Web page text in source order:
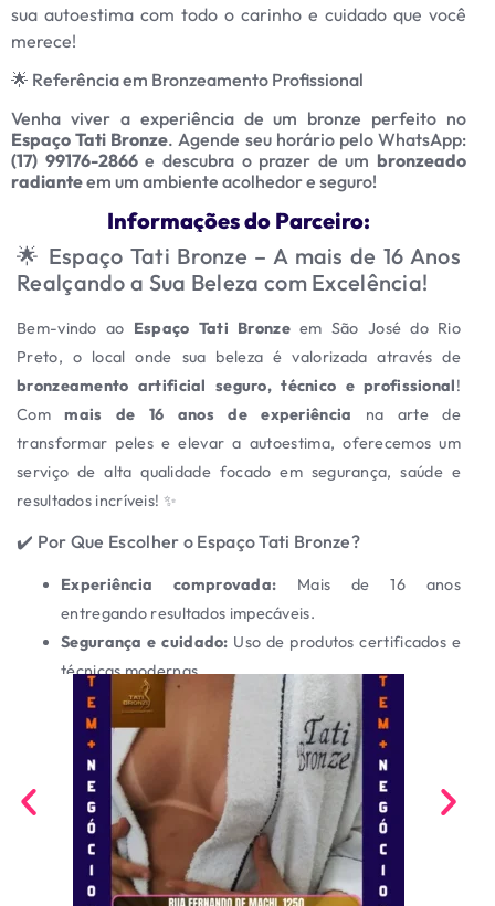
sua autoestima com todo o carinho e cuidado que você
merece!
🌟 Referência em Bronzeamento Profissional
Venha viver a experiência de um bronze perfeito no
Espaço Tati Bronze. Agende seu horário pelo WhatsApp:
(17) 99176-2866e descubra o prazer de um bronzeado
radianteem um ambiente acolhedor e seguro!
Informações do Parceiro:
🌟 Espaço Tati Bronze – A mais de 16 Anos
Realçando a Sua Beleza com Excelência!
Bem-vindo ao Espaço Tati Bronzeem São José do Rio
Preto, o local onde sua beleza é valorizada através de
bronzeamento artificial seguro, técnico e profissional!
Commais de 16 anos de experiência na arte de
transformar peles e elevar a autoestima, oferecemos um
serviço de alta qualidade focado em segurança, saúde e
resultados incríveis! ✨
✔️ Por Que Escolher o Espaço Tati Bronze?
Experiência comprovada: Mais de 16 anos
entregando resultados impecáveis.
Segurança e cuidado: Uso de produtos certificados e
técnicas modernas.
Resultados naturais:
Bronzeado uniforme e
duradouro, sem agredir a pele.
Ambiente acolhedor:Espaço pensado para o seu
conforto e bem-estar.
🌞 Bronzeamento Artificial Seguro
Utilizamos equipamentos e cosméticos de alta performance,
que garantem não apenas a beleza do bronzeado, mas